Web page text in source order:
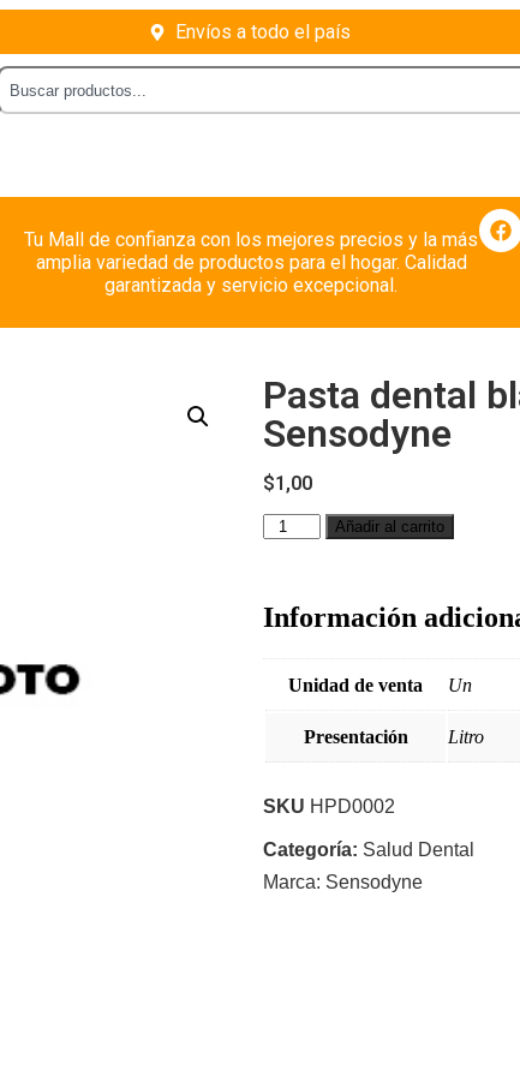
Envíos a todo el país
Tu Mall de confianza con los mejores precios y la más
amplia variedad de productos para el hogar. Calidad
garantizada y servicio excepcional.
Pasta dental
Sensodyne
$1,00
Añadir al carrito
Información
Unidad de venta Un
Presentación Litro
SKU HPD0002
Categoría: Salud Dental
Marca: Sensodyne